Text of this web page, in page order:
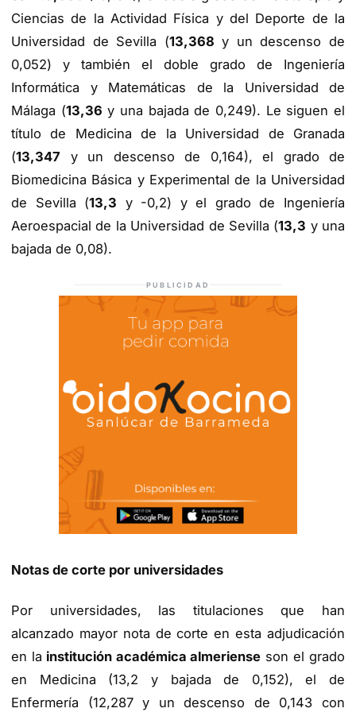
Ciencias de la Actividad Física y del Deporte de la
Universidad de Sevilla (13,368 y un descenso de
0,052) y también el doble grado de Ingeniería
Informática y Matemáticas de la Universidad de
Málaga (13,36 y una bajada de 0,249). Le siguen el
título de Medicina de la Universidad de Granada
(13,347 y un descenso de 0,164), el grado de
Biomedicina Básica y Experimental de la Universidad
de Sevilla (13,3 y -0,2) y el grado de Ingeniería
Aeroespacial de la Universidad de Sevilla (13,3 y una
bajada de 0,08).
PUBLICIDAD
Notas de corte por universidades
Por universidades, las titulaciones que han
alcanzado mayor nota de corte en esta adjudicación
en la institución académica almeriense son el grado
en Medicina (13,2 y bajada de 0,152), el de
Enfermería (12,287 y un descenso de 0,143 con